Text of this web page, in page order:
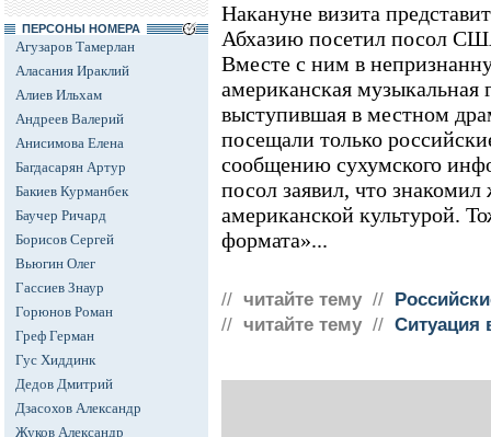
ПЕРСОНЫ НОМЕРА
Агузаров Тамерлан
Аласания Ираклий
Алиев Ильхам
Андреев Валерий
Анисимова Елена
Багдасарян Артур
Бакиев Курманбек
Баучер Ричард
Борисов Сергей
Вьюгин Олег
Гассиев Знаур
Горюнов Роман
Греф Герман
Гус Хиддинк
Дедов Дмитрий
Дзасохов Александр
Жуков Александр
Накануне визита
Абхазию посетил посол
Вместе с ним в
американская
выступившая в местном
посещали только
сообщению сухумского
посол заявил, что
американской культурой.
формата»...
// читайте тему //
// читайте тему // Ситуация